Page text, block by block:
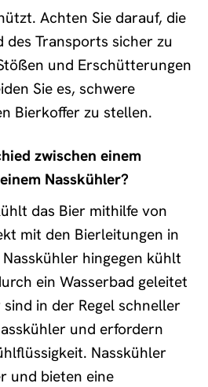
Achten Sie darauf, die
des Transports sicher zu
und Erschütterungen
Sie es, schwere
Bierkoffer zu stellen.
zwischen einem
Nasskühler?
das Bier mithilfe von
mit den Bierleitungen in
hingegen kühlt
ein Wasserbad geleitet
in der Regel schneller
und erfordern
Nasskühler
und bieten eine